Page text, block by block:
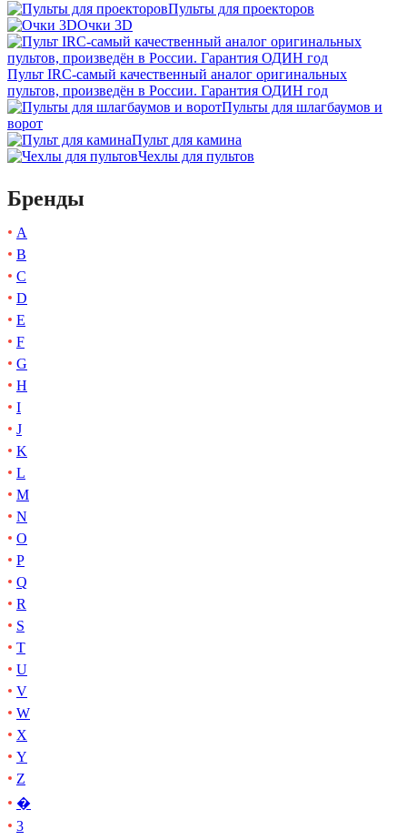
Пульты для проекторов
Очки 3D
Пульт IRC-самый качественный аналог оригинальных
пультов, произведён в России. Гарантия ОДИН год
Пульты для шлагбаумов и
ворот
Пульт для камина
Чехлы для пультов
Бренды
A
B
C
D
E
F
G
H
I
J
K
L
M
N
O
P
Q
R
S
T
U
V
W
X
Y
Z
�
3